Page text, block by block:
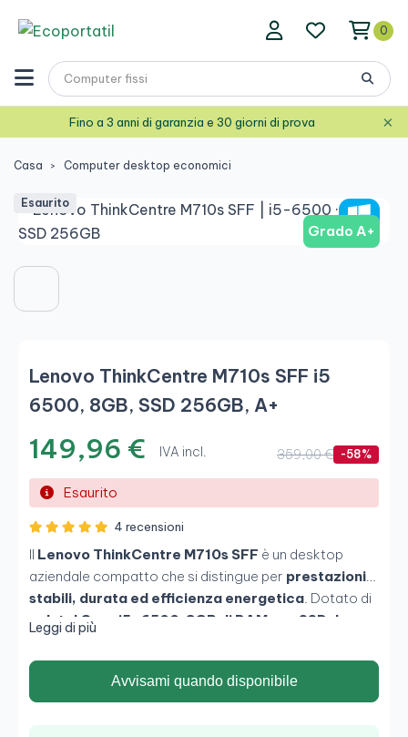
0
Fino a 3 anni di garanzia e 30 giorni di prova ×
Casa Computer desktop economici
Grado A+
Esaurito
Lenovo ThinkCentre M710s SFF i5
6500, 8GB, SSD 256GB, A+
149,96 € IVA incl. 359,00 € -58%
Esaurito
4 recensioni
Il Lenovo ThinkCentre M710s SFF è un desktop
aziendale compatto che si distingue per prestazioni
stabili, durata ed efficienza energetica. Dotato di
un Intel Core i5-6500 8GB di RAM
SSD da
ufficio, nella navigazione intensiva e nel multitasking. Il
suo formatoSmall Form Factorconsente di
integrarlo facilmente in ნებისმunque spazio senza
Leggi di più
Avvisami quando disponibile